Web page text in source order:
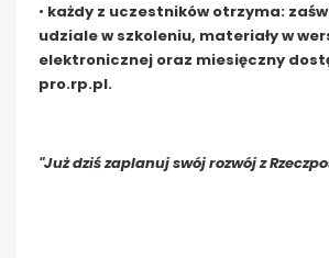
• każdy z uczestników otrzyma:
udziale w szkoleniu, materiały w
elektronicznej oraz miesięczny
pro.rp.pl.
"Już dziś zaplanuj swój rozwój z